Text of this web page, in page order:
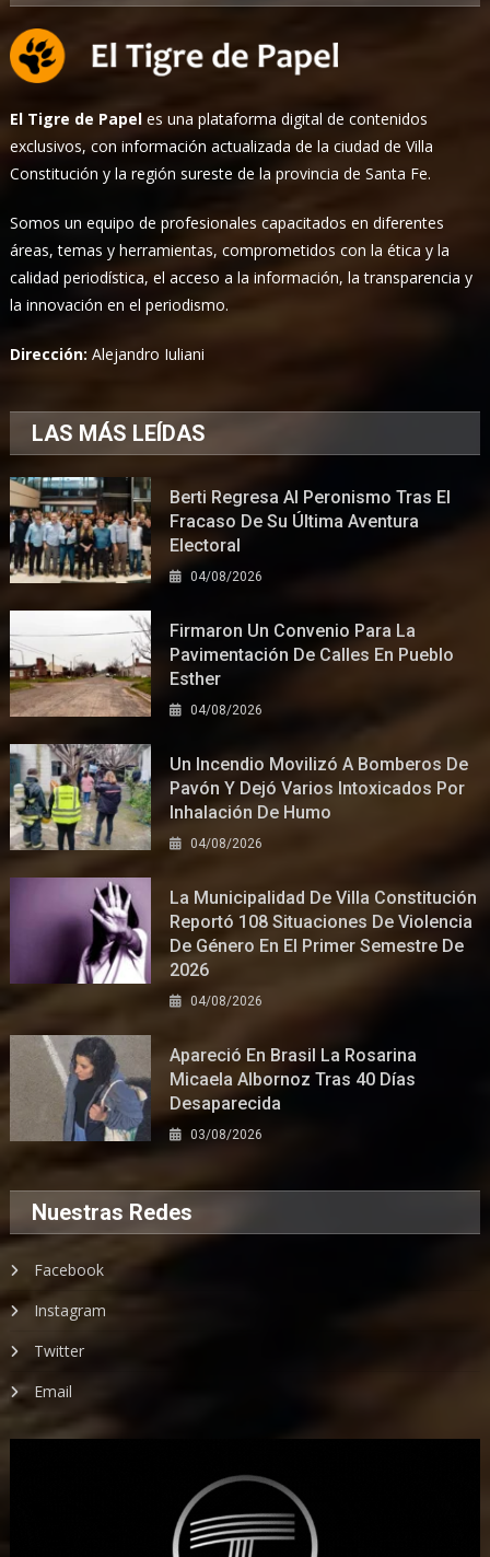
El Tigre de Papel es una plataforma digital de contenidos
exclusivos, con información actualizada de la ciudad de Villa
Constitución y la región sureste de la provincia de Santa Fe.
Somos un equipo de profesionales capacitados en diferentes
áreas, temas y herramientas, comprometidos con la ética y la
calidad periodística, el acceso a la información, la transparencia y
la innovación en el periodismo.
Dirección:Alejandro Iuliani
LAS MÁS LEÍDAS
Berti Regresa Al Peronismo Tras El
Fracaso De Su Última Aventura
Electoral
04/08/2026
Firmaron Un Convenio Para La
Pavimentación De Calles En Pueblo
Esther
04/08/2026
Un Incendio Movilizó A Bomberos De
Pavón Y Dejó Varios Intoxicados Por
Inhalación De Humo
04/08/2026
La Municipalidad De Villa Constitución
Reportó 108 Situaciones De Violencia
De Género En El Primer Semestre De
2026
04/08/2026
Apareció En Brasil La Rosarina
Micaela Albornoz Tras 40 Días
Desaparecida
03/08/2026
Nuestras Redes
Facebook
Instagram
Twitter
Email